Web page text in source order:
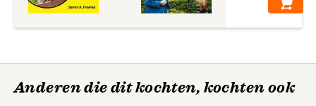
Anderen die dit kochten, kochten ook